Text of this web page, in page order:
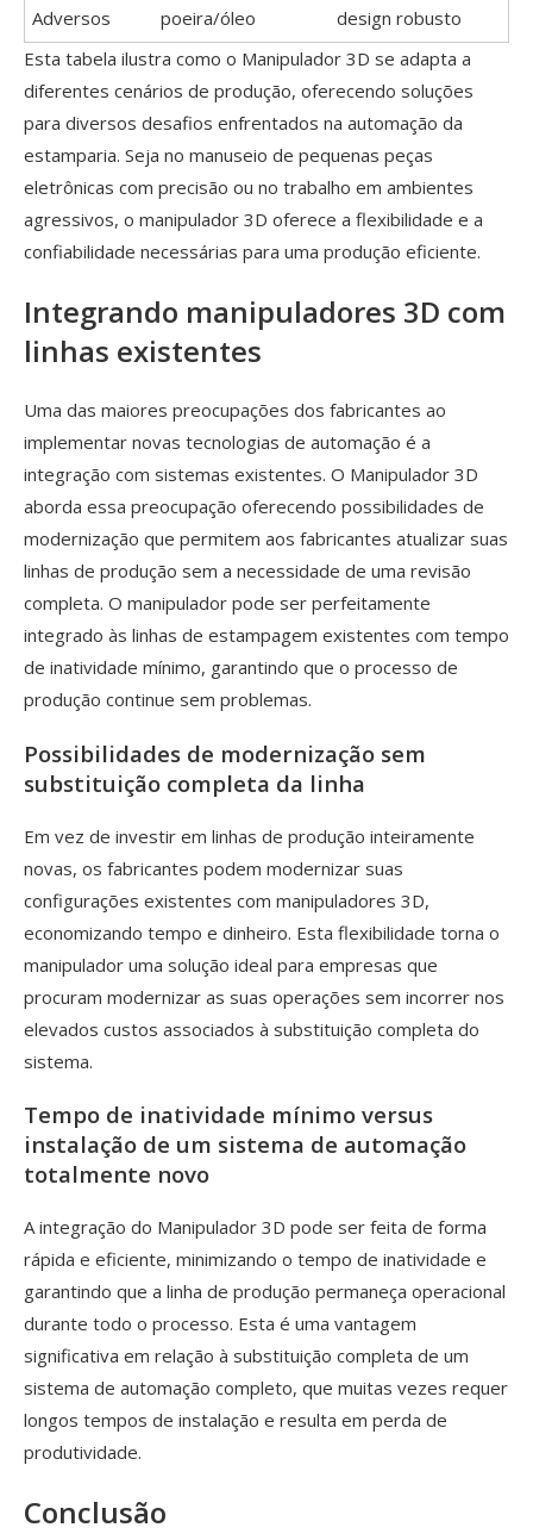
Adversos
poeira/óleo
design robusto
Esta tabela ilustra como o Manipulador 3D se adapta a
diferentes cenários de produção, oferecendo soluções
para diversos desafios enfrentados na automação da
estamparia. Seja no manuseio de pequenas peças
eletrônicas com precisão ou no trabalho em ambientes
agressivos, o manipulador 3D oferece a flexibilidade e a
confiabilidade necessárias para uma produção eficiente.
Integrando manipuladores 3D com
linhas existentes
Uma das maiores preocupações dos fabricantes ao
implementar novas tecnologias de automação é a
integração com sistemas existentes. O Manipulador 3D
aborda essa preocupação oferecendo possibilidades de
modernização que permitem aos fabricantes atualizar suas
linhas de produção sem a necessidade de uma revisão
completa. O manipulador pode ser perfeitamente
integrado às linhas de estampagem existentes com tempo
de inatividade mínimo, garantindo que o processo de
produção continue sem problemas.
Possibilidades de modernização sem
substituição completa da linha
Em vez de investir em linhas de produção inteiramente
novas, os fabricantes podem modernizar suas
configurações existentes com manipuladores 3D,
economizando tempo e dinheiro. Esta flexibilidade torna o
manipulador uma solução ideal para empresas que
procuram modernizar as suas operações sem incorrer nos
elevados custos associados à substituição completa do
sistema.
Tempo de inatividade mínimo versus
instalação de um sistema de automação
totalmente novo
A integração do Manipulador 3D pode ser feita de forma
rápida e eficiente, minimizando o tempo de inatividade e
garantindo que a linha de produção permaneça operacional
durante todo o processo. Esta é uma vantagem
significativa em relação à substituição completa de um
sistema de automação completo, que muitas vezes requer
longos tempos de instalação e resulta em perda de
produtividade.
Conclusão